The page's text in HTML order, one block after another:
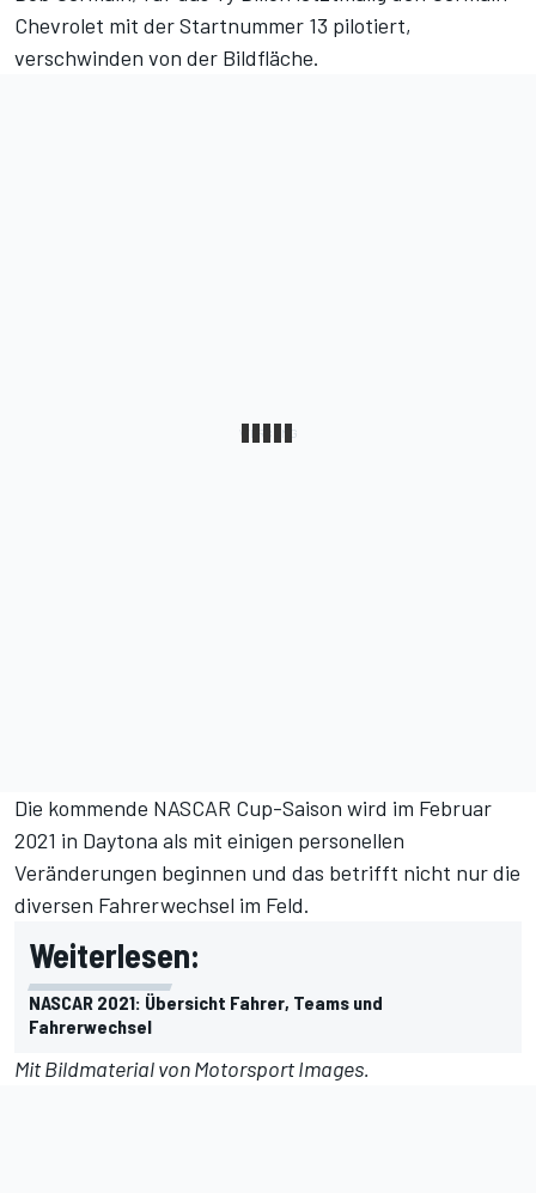
Chevrolet mit der Startnummer 13 pilotiert,
verschwinden von der Bildfläche.
Die kommende NASCAR Cup-Saison wird im Februar
2021 in Daytona als mit einigen personellen
Veränderungen beginnen und das betrifft nicht nur die
diversen Fahrerwechsel im Feld.
Weiterlesen:
NASCAR 2021: Übersicht Fahrer, Teams und
Fahrerwechsel
Mit Bildmaterial vonMotorsport Images.